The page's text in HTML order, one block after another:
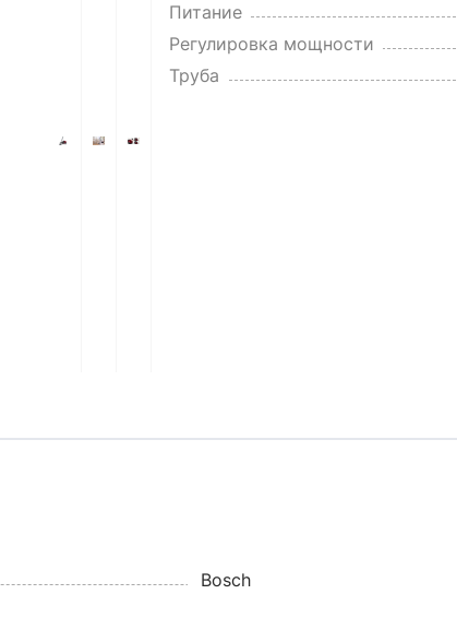
Питание
Регулировка мощности
Труба
Bosch